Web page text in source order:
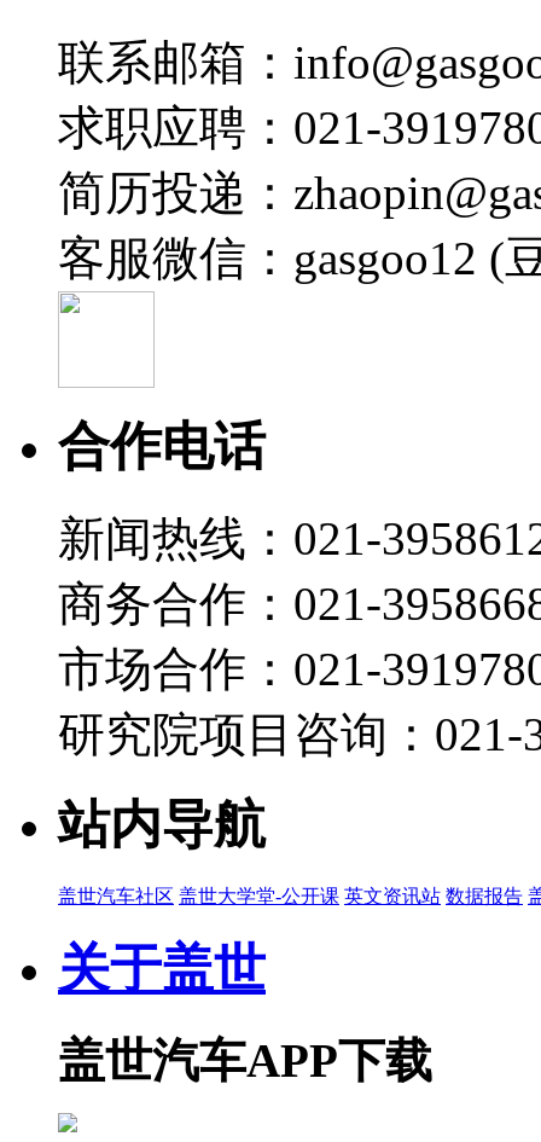
联系邮箱：
求职应聘：021-
简历投递：
客服微信：gasgoo12 (
合作电话
新闻热线：021-
商务合作：021-
市场合作：021-
研究院项目咨询：021-
站内导航
盖世汽车社区 盖世大学堂-公开课 英文资讯站 数据报告
关于盖世
盖世汽车APP下载